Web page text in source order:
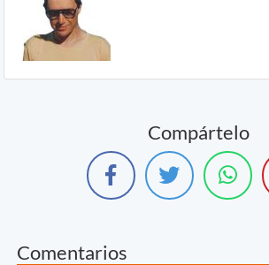
Compártelo
Comentarios